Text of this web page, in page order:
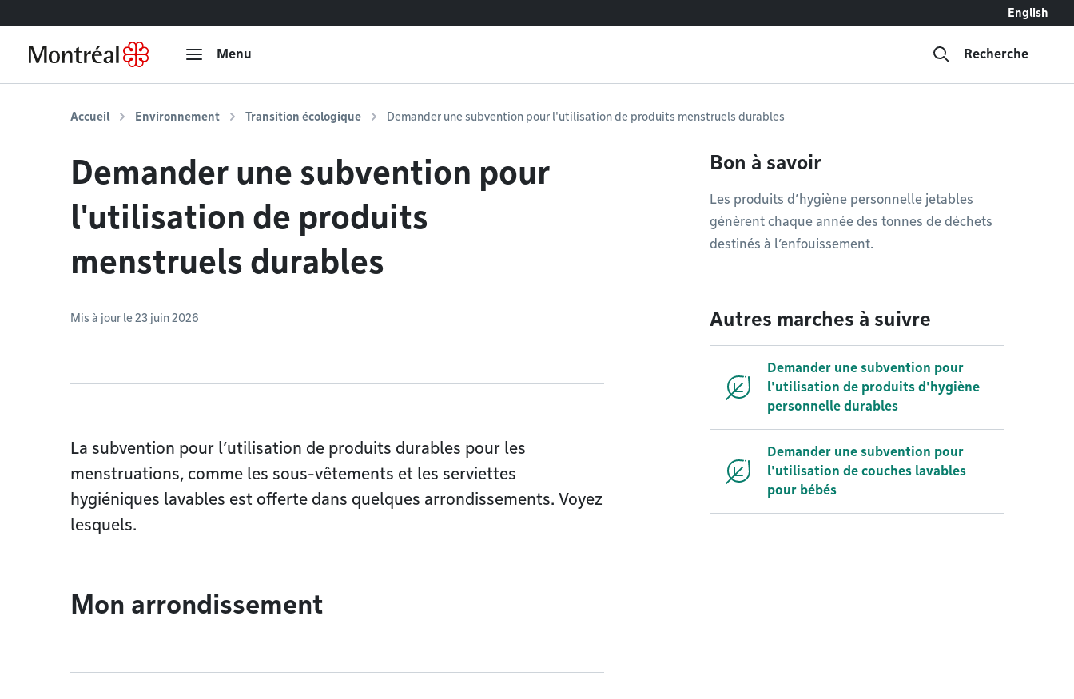
English
Menu Recherche
Accueil Environnement Transition écologique Demander une subvention pour l'utilisation de produits menstruels durables
Demander une subvention pour
l'utilisation de produits
menstruels durables
Mis à jour le 23 juin 2026
La subvention pour l’utilisation de produits durables pour les
menstruations, comme les sous-vêtements et les serviettes
hygiéniques lavables est offerte dans quelques arrondissements. Voyez
lesquels.
Mon arrondissement
Bon à savoir
Les produits d’hygiène personnelle jetables
génèrent chaque année des tonnes de déchets
destinés à l’enfouissement.
Autres marches à suivre
Demander une subvention pour
l'utilisation de produits d'hygiène
personnelle durables
Demander une subvention pour
l'utilisation de couches lavables
pour bébés